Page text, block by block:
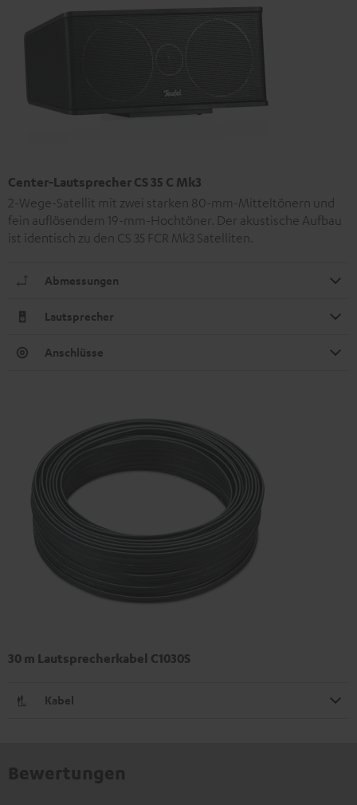
Center-Lautsprecher CS 35 C Mk3
2-Wege-Satellit mit zwei starken 80-mm-Mitteltönern und
fein auflösendem 19-mm-Hochtöner. Der akustische Aufbau
ist identisch zu den CS 35 FCR Mk3 Satelliten.
Abmessungen
Lautsprecher
Anschlüsse
30 m Lautsprecherkabel C1030S
Kabel